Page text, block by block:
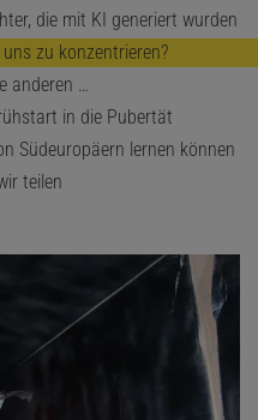
die mit KI generiert wurden
zu konzentrieren?
anderen …
in die Pubertät
Südeuropäern lernen können
teilen